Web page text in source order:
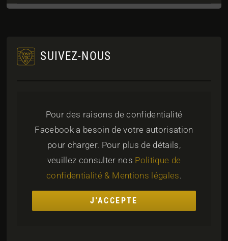
SUIVEZ-NOUS
Pour des raisons de confidentialité
Facebook a besoin de votre autorisation
pour charger. Pour plus de détails,
veuillez consulter nos Politique de
confidentialité & Mentions légales.
J'ACCEPTE